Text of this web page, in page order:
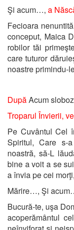
Şi acum…, a
Fecioara
conceput, Maica
robilor tăi
care tuturor
noastre primindu-
DupăAcum
Troparul Învierii,
Pe Cuvântul Cel
Spiritul, Care s-
noastră, să-L
bine a voit a se
a învia pe cei
Mărire…, Şi
Bucură-te, uşa
acoperământul